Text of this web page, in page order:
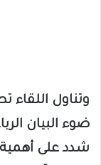
وتناول اللقاء
ضوء البيان
شدد على